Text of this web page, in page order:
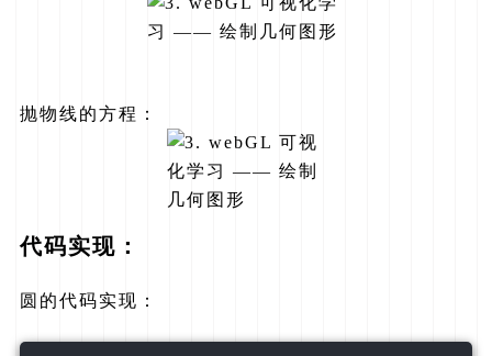
抛物线的方程：
代码实现：
圆的代码实现：